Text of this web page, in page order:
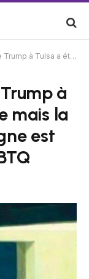
à la traîne en ligne est délicieuse / Nation LGBTQ
à
mais la
est